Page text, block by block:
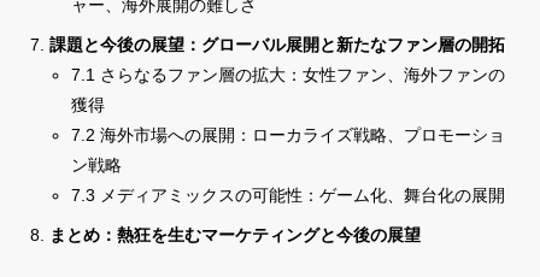
ャー、海外展開の難しさ
課題と今後の展望：グローバル展開と新たなファン層の開拓
7.1 さらなるファン層の拡大：女性ファン、海外ファンの
獲得
7.2 海外市場への展開：ローカライズ戦略、プロモーショ
ン戦略
7.3 メディアミックスの可能性：ゲーム化、舞台化の展開
まとめ：熱狂を生むマーケティングと今後の展望